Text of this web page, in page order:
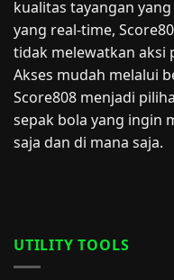
kualitas tayangan
yang real-time,
tidak melewatkan aksi
Akses mudah melalui
Score808 menjadi
sepak bola yang ingin
saja dan di mana saja.
UTILITY TOOLS